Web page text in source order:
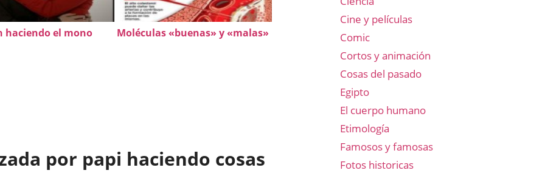
haciendo el mono Moléculas «buenas» y «malas»
por papi haciendo cosas
Cine y películas
Comic
Cortos y animación
Cosas del pasado
Egipto
El cuerpo humano
Etimología
Famosos y famosas
Fotos historicas